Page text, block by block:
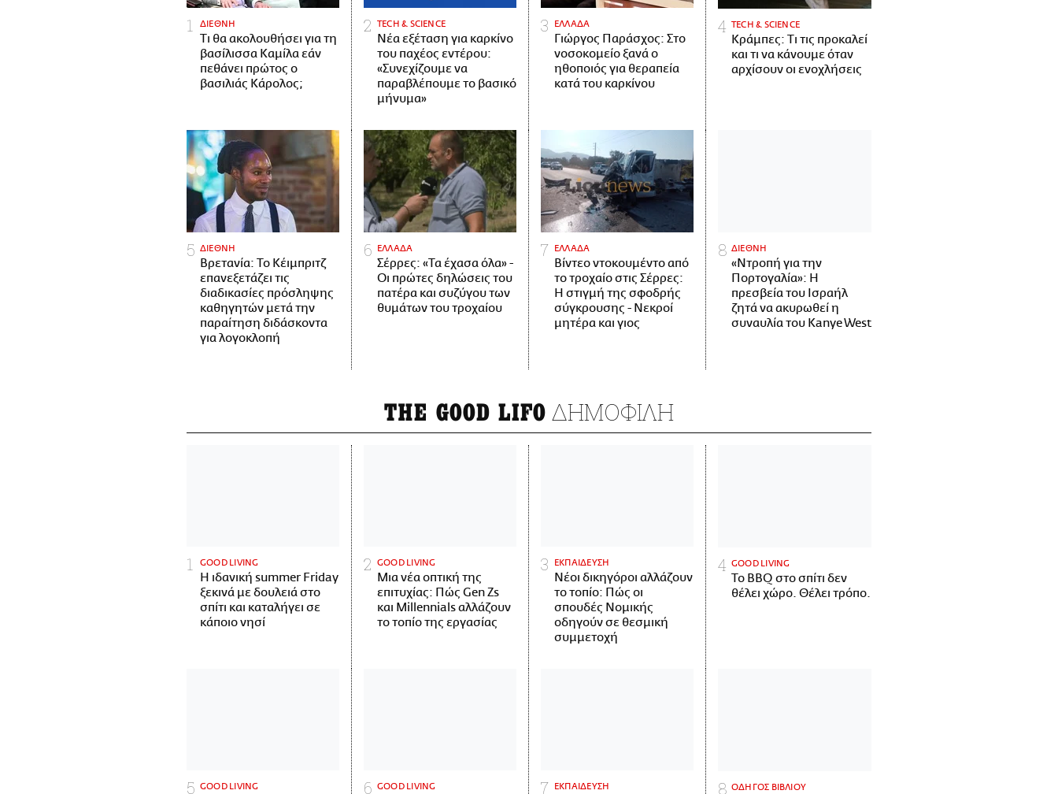
ΔΙΕΘΝΗ
Τι θα ακολουθήσει για τη
βασίλισσα Καμίλα εάν
πεθάνει πρώτος ο
βασιλιάς Κάρολος;
ΤECH & SCIENCE
Νέα εξέταση για καρκίνο
του παχέος εντέρου:
«Συνεχίζουμε να
παραβλέπουμε το βασικό
μήνυμα»
ΕΛΛΑΔΑ
Γιώργος Παράσχος: Στο
νοσοκομείο ξανά ο
ηθοποιός για θεραπεία
κατά του καρκίνου
ΤECH & SCIENCE
Κράμπες: Τι τις προκαλεί
και τι να κάνουμε όταν
αρχίσουν οι ενοχλήσεις
ΔΙΕΘΝΗ
Βρετανία: Το Κέιμπριτζ
επανεξετάζει τις
διαδικασίες πρόσληψης
καθηγητών μετά την
παραίτηση διδάσκοντα
για λογοκλοπή
ΕΛΛΑΔΑ
Σέρρες: «Τα έχασα όλα» -
Οι πρώτες δηλώσεις του
πατέρα και συζύγου των
θυμάτων του τροχαίου
ΕΛΛΑΔΑ
Βίντεο ντοκουμέντο από
το τροχαίο στις Σέρρες:
Η στιγμή της σφοδρής
σύγκρουσης - Νεκροί
μητέρα και γιος
ΔΙΕΘΝΗ
«Ντροπή για την
Πορτογαλία»: Η
πρεσβεία του Ισραήλ
ζητά να ακυρωθεί η
συναυλία του Kanye West
THE GOOD LIFO ΔΗΜΟΦΙΛΗ
GOOD LIVING
Η ιδανική summer Friday
ξεκινά με δουλειά στο
σπίτι και καταλήγει σε
κάποιο νησί
GOOD LIVING
Μια νέα οπτική της
επιτυχίας: Πώς Gen Zs
και Millennials αλλάζουν
το τοπίο της εργασίας
ΕΚΠΑΙΔΕΥΣΗ
Νέοι δικηγόροι αλλάζουν
το τοπίο: Πώς οι
σπουδές Νομικής
οδηγούν σε θεσμική
συμμετοχή
GOOD LIVING
Το BBQ στο σπίτι δεν
θέλει χώρο. Θέλει τρόπο.
GOOD LIVING GOOD LIVING ΕΚΠΑΙΔΕΥΣΗ ΟΔΗΓΟΣ ΒΙΒΛΙΟΥ